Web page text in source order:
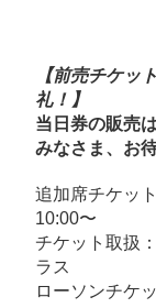
【前売チケッ
礼！】
当日券の販売
みなさま、お
追加席チケッ
10:00〜
チケット取扱：
ラス
ローソンチケ